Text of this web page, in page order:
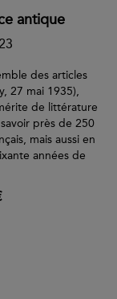
antique
des articles
27 mai 1935),
de littérature
près de 250
mais aussi en
années de